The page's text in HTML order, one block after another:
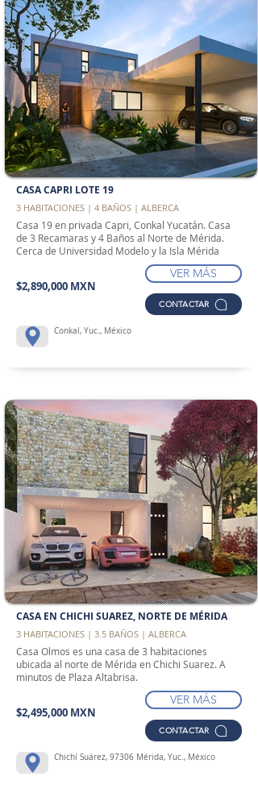
CASA CAPRI LOTE 19
3 HABITACIONES | 4 BAÑOS | ALBERCA
Casa 19 en privada Capri, Conkal Yucatán. Casa
de 3 Recamaras y 4 Baños al Norte de Mérida.
Cerca de Universidad Modelo y la Isla Mérida
$2,890,000 MXN
VER MÁS
CONTACTAR
Conkal, Yuc., México
CASA EN CHICHI SUAREZ, NORTE DE MÉRIDA
3 HABITACIONES | 3.5 BAÑOS | ALBERCA
Casa Olmos es una casa de 3 habitaciones
ubicada al norte de Mérida en Chichi Suarez. A
minutos de Plaza Altabrisa.
$2,495,000 MXN
VER MÁS
CONTACTAR
Chichí Suárez, 97306 Mérida, Yuc., México